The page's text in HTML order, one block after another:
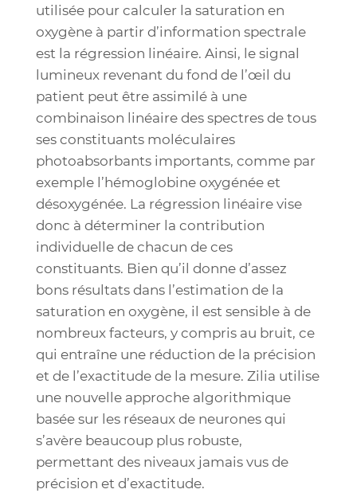
utilisée pour calculer la saturation en
oxygène à partir d’information spectrale
est la régression linéaire. Ainsi, le signal
lumineux revenant du fond de l’œil du
patient peut être assimilé à une
combinaison linéaire des spectres de tous
ses constituants moléculaires
photoabsorbants importants, comme par
exemple l’hémoglobine oxygénée et
désoxygénée. La régression linéaire vise
donc à déterminer la contribution
individuelle de chacun de ces
constituants. Bien qu’il donne d’assez
bons résultats dans l’estimation de la
saturation en oxygène, il est sensible à de
nombreux facteurs, y compris au bruit, ce
qui entraîne une réduction de la précision
et de l’exactitude de la mesure. Zilia utilise
une nouvelle approche algorithmique
basée sur les réseaux de neurones qui
s’avère beaucoup plus robuste,
permettant des niveaux jamais vus de
précision et d’exactitude.